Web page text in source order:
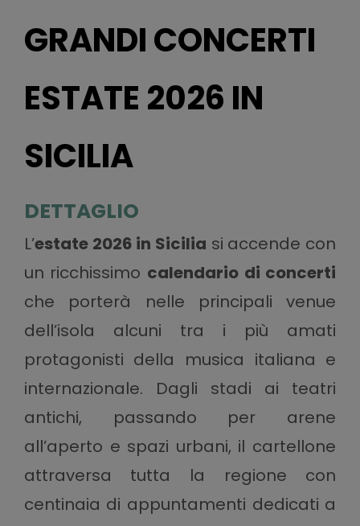
GRANDI CONCERTI
ESTATE 2026 IN
SICILIA
DETTAGLIO
L’estate 2026 in Sicilia si accende con
un ricchissimo calendario di concerti
che porterà nelle principali venue
dell’isola alcuni tra i più amati
protagonisti della musica italiana e
internazionale. Dagli stadi ai teatri
antichi, passando per arene
all’aperto e spazi urbani, il cartellone
attraversa tutta la regione con
centinaia di appuntamenti dedicati a